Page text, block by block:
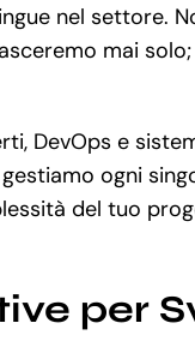
nel settore.
mai
DevOps e
ogni
del tuo
per